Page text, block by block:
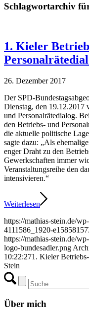
Schlagwortarchiv
1. Kieler
26. Dezember 2017
Der SPD-
Dienstag, den 19.12.2017
und Personalrätedialog.
den Betriebs- und
die aktuelle politische
sagte dazu: „Als
enger Draht zu den
Gewerkschaften immer
Veranstaltungsreihe den
intensivieren.“
Weiterlesen
https://mathias-stein.de/
4111586_1920-
https://mathias-stein.de/
logo-bundesadler.png
10:22:271. Kieler
Stein
Über mich